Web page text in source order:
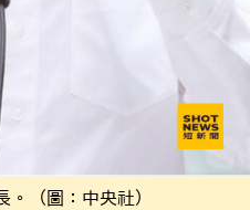
（圖：中央社）